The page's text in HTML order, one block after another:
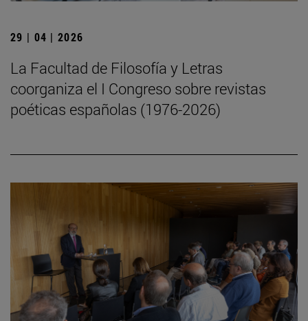
29 | 04 | 2026
La Facultad de Filosofía y Letras
coorganiza el I Congreso sobre revistas
poéticas españolas (1976-2026)